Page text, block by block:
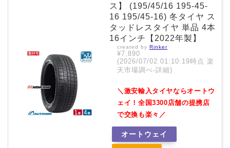
ス】 (195/45/16 195-45-
16 195/45-16) 冬タイヤ ス
タッドレスタイヤ 単品 4本
16インチ【2022年製】
created by Rinker
¥7,890
(2026/07/02 01:10:19時点 楽
天市場調べ-詳細)
＼激安輸入タイヤならオートウ
ェイ！全国3300店舗の提携店
で交換も楽々／
オートウェイ